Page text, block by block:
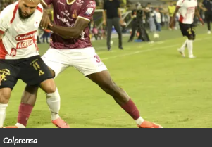
Colprensa